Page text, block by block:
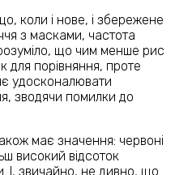
коли і нове, і збережене
з масками, частота
що чим менше рис
для порівняння, проте
удосконалювати
зводячи помилки до
має значення: червоні
високий відсоток
І, звичайно, не дивно, що